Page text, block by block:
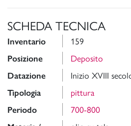
SCHEDA TECNICA
Inventario 159
Posizione Deposito
Datazione Inizio XVIII
Tipologia pittura
Periodo 700-800